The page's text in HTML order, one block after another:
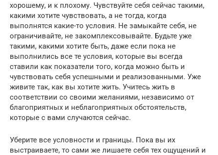
хорошему, и к плохому. Чувствуйте себя сейчас такими,
какими хотите чувствовать, а не тогда, когда
выполнятся какие-то условия. Не замыкайте себя, не
ограничивайте, не закомплексовывайте. Будьте уже
такими, какими хотите быть, даже если пока не
выполнились все те условия, которые вы всегда
ставили как показатели того, когда можно быть и
чувствовать себя успешными и реализованными. Уже
живите так, как вы хотите жить. Учитесь жить в
соответствии со своими желаниями, независимо от
благоприятных и неблагоприятных обстоятельств,
которые с вами случаются сейчас.
Уберите все условности и границы. Пока вы их
выстраиваете, то сами же лишаете себя тех ощущений и